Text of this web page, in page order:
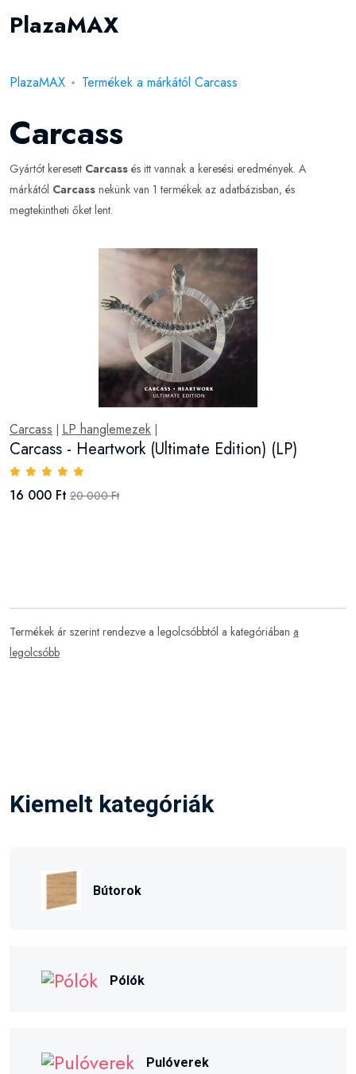
PlazaMAX
PlazaMAX Termékek a márkától Carcass
Carcass
Gyártót keresett Carcass és itt vannak a keresési eredmények. A
márkától Carcass nekünk van 1 termékek az adatbázisban, és
megtekintheti őket lent.
Carcass LP hanglemezek
Carcass - Heartwork (Ultimate Edition) (LP)
16 000 Ft 20 000 Ft
Termékek ár szerint rendezve a legolcsóbbtól a kategóriában a
legolcsóbb
Kiemelt kategóriák
Bútorok
Pólók
Pulóverek